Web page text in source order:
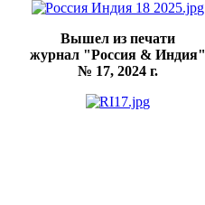
Вышел из печати
журнал "Россия & Индия"
№ 17, 2024 г.